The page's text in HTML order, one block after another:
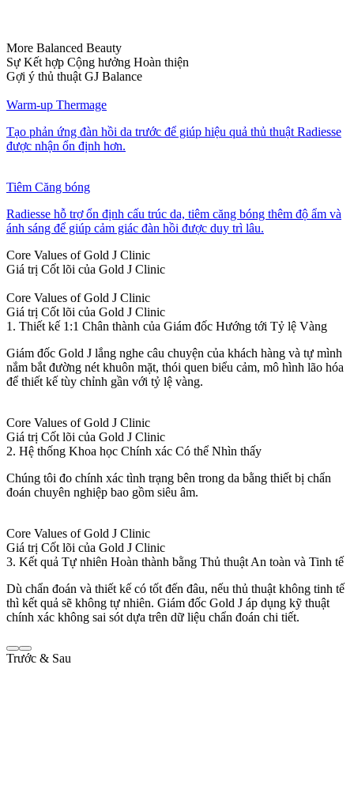
More Balanced Beauty
Sự Kết hợp Cộng hưởng Hoàn thiện
Gợi ý thủ thuật GJ Balance
Warm-up Thermage
Tạo phản ứng đàn hồi da trước để giúp hiệu quả thủ thuật Radiesse
được nhận ổn định hơn.
Tiêm Căng bóng
Radiesse hỗ trợ ổn định cấu trúc da, tiêm căng bóng thêm độ ẩm và
ánh sáng để giúp cảm giác đàn hồi được duy trì lâu.
Core Values of Gold J Clinic
Giá trị Cốt lõi của Gold J Clinic
Core Values of Gold J Clinic
Giá trị Cốt lõi của Gold J Clinic
1. Thiết kế 1:1 Chân thành của Giám đốc Hướng tới Tỷ lệ Vàng
Giám đốc Gold J lắng nghe câu chuyện của khách hàng và tự mình
nắm bắt đường nét khuôn mặt, thói quen biểu cảm, mô hình lão hóa
để thiết kế tùy chỉnh gần với tỷ lệ vàng.
Core Values of Gold J Clinic
Giá trị Cốt lõi của Gold J Clinic
2. Hệ thống Khoa học Chính xác Có thể Nhìn thấy
Chúng tôi đo chính xác tình trạng bên trong da bằng thiết bị chẩn
đoán chuyên nghiệp bao gồm siêu âm.
Core Values of Gold J Clinic
Giá trị Cốt lõi của Gold J Clinic
3. Kết quả Tự nhiên Hoàn thành bằng Thủ thuật An toàn và Tinh tế
Dù chẩn đoán và thiết kế có tốt đến đâu, nếu thủ thuật không tinh tế
thì kết quả sẽ không tự nhiên. Giám đốc Gold J áp dụng kỹ thuật
chính xác không sai sót dựa trên dữ liệu chẩn đoán chi tiết.
Trước & Sau